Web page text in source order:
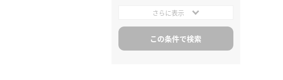
さらに表示